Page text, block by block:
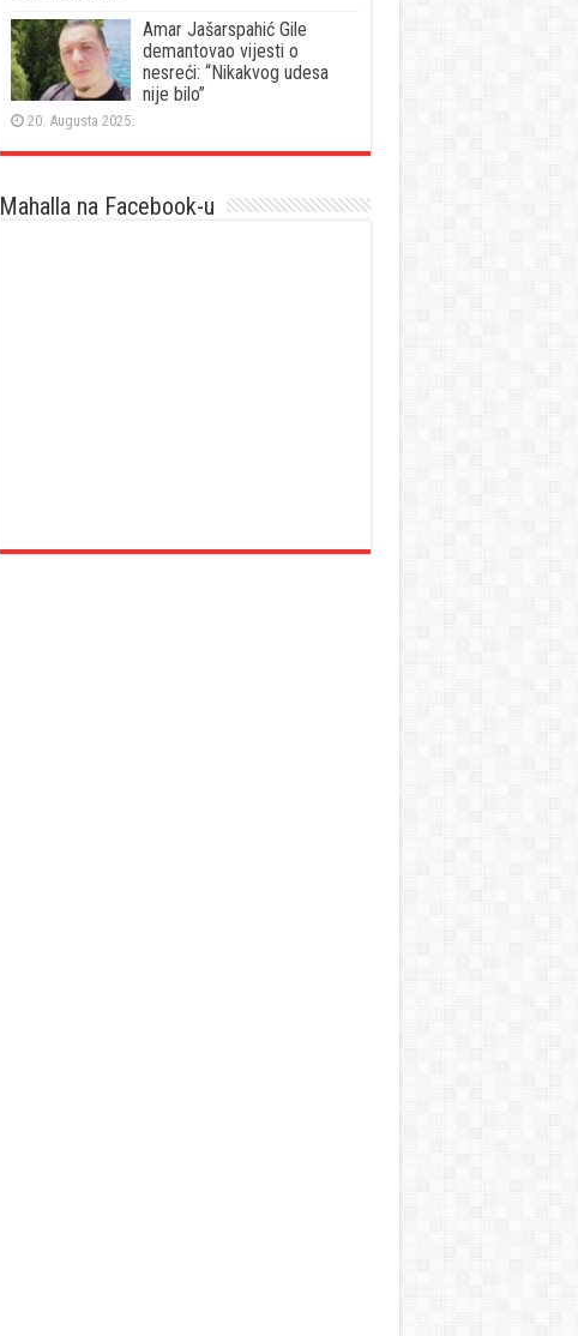
Amar Jašarspahić Gile
demantovao vijesti o
nesreći: “Nikakvog udesa
nije bilo”
20. Augusta 2025.
Mahalla na Facebook-u